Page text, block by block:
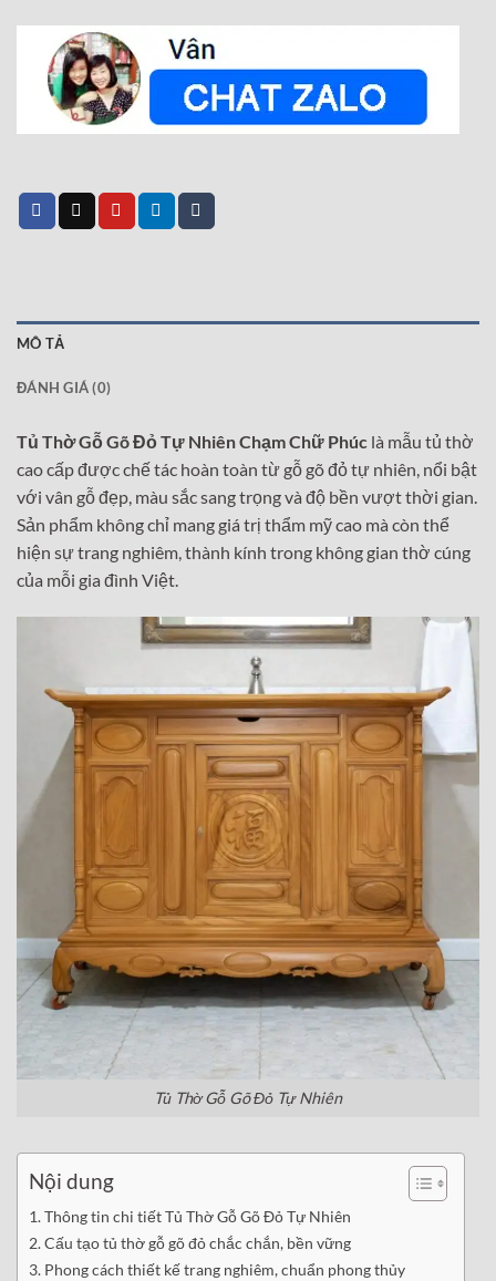
MÔ TẢ
ĐÁNH GIÁ (0)
Tủ Thờ Gỗ Gõ Đỏ Tự Nhiên Chạm Chữ Phúc là mẫu tủ thờ
cao cấp được chế tác hoàn toàn từ gỗ gõ đỏ tự nhiên, nổi bật
với vân gỗ đẹp, màu sắc sang trọng và độ bền vượt thời gian.
Sản phẩm không chỉ mang giá trị thẩm mỹ cao mà còn thể
hiện sự trang nghiêm, thành kính trong không gian thờ cúng
của mỗi gia đình Việt.
Tủ Thờ Gỗ Gõ Đỏ Tự Nhiên
Nội dung
Thông tin chi tiết Tủ Thờ Gỗ Gõ Đỏ Tự Nhiên
Cấu tạo tủ thờ gỗ gõ đỏ chắc chắn, bền vững
Phong cách thiết kế trang nghiêm, chuẩn phong thủy